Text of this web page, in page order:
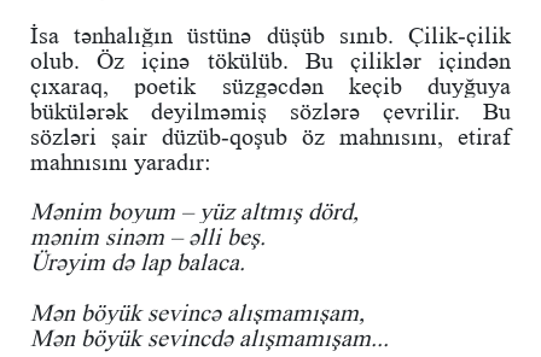
İsa tənhalığın üstünə düşüb sınıb. Çilik-çilik
olub. Öz içinə tökülüb. Bu çiliklər içindən
çıxaraq, poetik süzgəcdən keçib duyğuya
bükülərək deyilməmiş sözlərə çevrilir. Bu
sözləri şair düzüb-qoşub öz mahnısını, etiraf
mahnısını yaradır:
Mənim boyum – yüz altmış dörd,
mənim sinəm – əlli beş.
Ürəyim də lap balaca.
Mən böyük sevincə alışmamışam,
Mən böyük sevincdə alışmamışam...